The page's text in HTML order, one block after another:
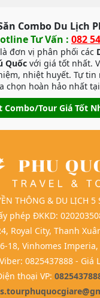
Combo Du Lịch
Tư Vấn : 082
đơn vị phân phối các
Quốc với giá tốt nhất.
nhiệt huyết. Tự tin
chọn hoàn hảo nhất
Combo/Tour Giá Tốt
THÔNG & DU LỊCH 5
phép ĐKKD:
Royal City, Thanh
18, Vinhomes
0825437888 - Giá
thoại VP: